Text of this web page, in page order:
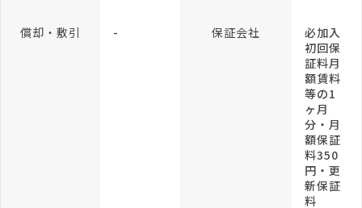
償却・敷引 - 保証会社
必加入
初回保
証料月
額賃料
等の1
ヶ月
分・月
額保証
料350
円・更
新保証
料